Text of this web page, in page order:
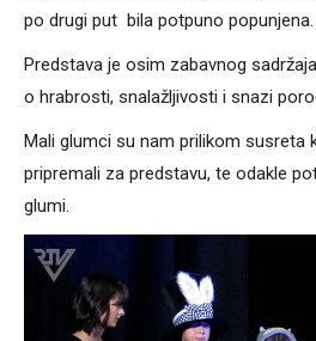
po drugi put bila potpuno popunjena.
Predstava je osim zabavnog
o hrabrosti, snalažljivosti i snazi
Mali glumci su nam prilikom susreta
pripremali za predstavu, te odakle
glumi.